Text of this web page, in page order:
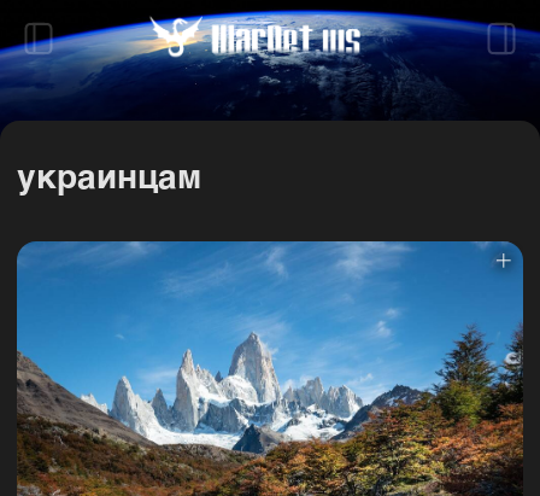
украинцам